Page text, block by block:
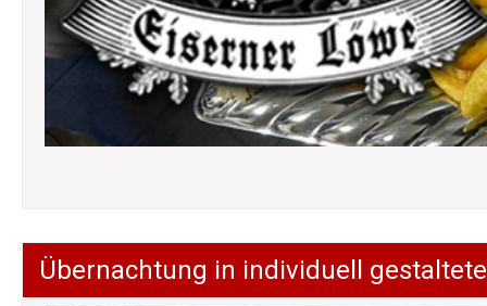
Übernachtung in individuell